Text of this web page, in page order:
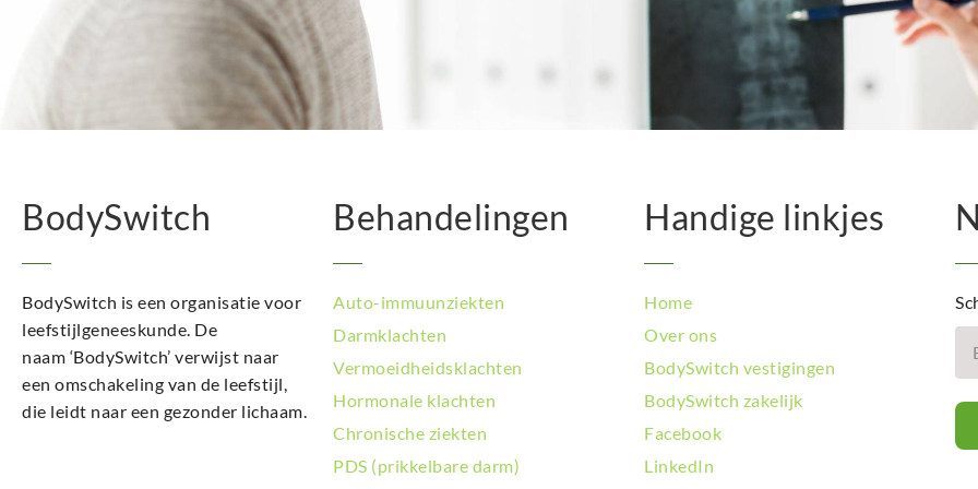
BodySwitch
BodySwitch is een organisatie voor
leefstijlgeneeskunde. De
naam ‘BodySwitch’ verwijst naar
een omschakeling van de leefstijl,
die leidt naar een gezonder lichaam.
Behandelingen
Auto-immuunziekten
Darmklachten
Vermoeidheidsklachten
Hormonale klachten
Chronische ziekten
PDS (prikkelbare darm)
Handige linkjes
Home
Over ons
BodySwitch vestigingen
BodySwitch zakelijk
Facebook
LinkedIn